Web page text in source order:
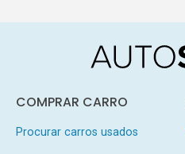
COMPRAR CARRO
Procurar carros usados